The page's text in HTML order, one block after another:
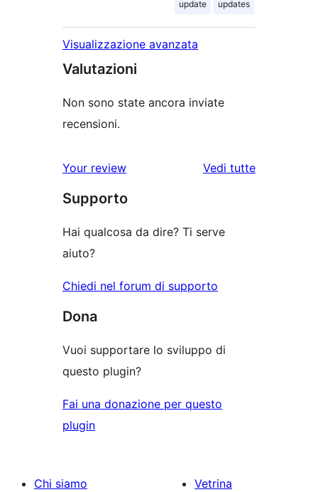
update updates
Visualizzazione avanzata
Valutazioni
Non sono state ancora inviate
recensioni.
Your review Vedi tuttele
Supporto
Hai qualcosa da dire? Ti serve
aiuto?
Chiedi nel forum di supporto
Dona
Vuoi supportare lo sviluppo di
questo plugin?
Fai una donazione per questo
plugin
Chi siamo
Vetrina